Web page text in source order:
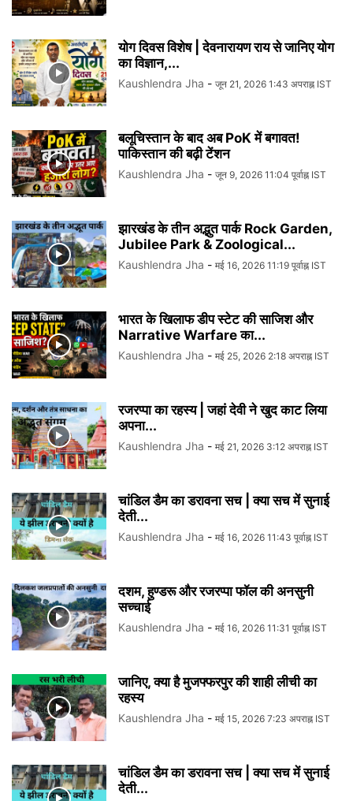
योग दिवस विशेष | देवनारायण राय से जानिए योग
का विज्ञान,...
Kaushlendra Jha - जून 21, 2026 1:43 अपराह्न IST
बलूचिस्तान के बाद अब PoK में बगावत!
पाकिस्तान की बढ़ी टेंशन
Kaushlendra Jha - जून 9, 2026 11:04 पूर्वाह्न IST
झारखंड के तीन अद्भुत पार्क Rock Garden,
Jubilee Park & Zoological...
Kaushlendra Jha - मई 16, 2026 11:19 पूर्वाह्न IST
भारत के खिलाफ डीप स्टेट की साजिश और
Narrative Warfare का...
Kaushlendra Jha - मई 25, 2026 2:18 अपराह्न IST
रजरप्पा का रहस्य | जहां देवी ने खुद काट लिया
अपना...
Kaushlendra Jha - मई 21, 2026 3:12 अपराह्न IST
चांडिल डैम का डरावना सच | क्या सच में सुनाई
देती...
Kaushlendra Jha - मई 16, 2026 11:43 पूर्वाह्न IST
दशम, हुण्डरू और रजरप्पा फॉल की अनसुनी
सच्चाई
Kaushlendra Jha - मई 16, 2026 11:31 पूर्वाह्न IST
जानिए, क्या है मुजफ्फरपुर की शाही लीची का
रहस्य
Kaushlendra Jha - मई 15, 2026 7:23 अपराह्न IST
चांडिल डैम का डरावना सच | क्या सच में सुनाई
देती...